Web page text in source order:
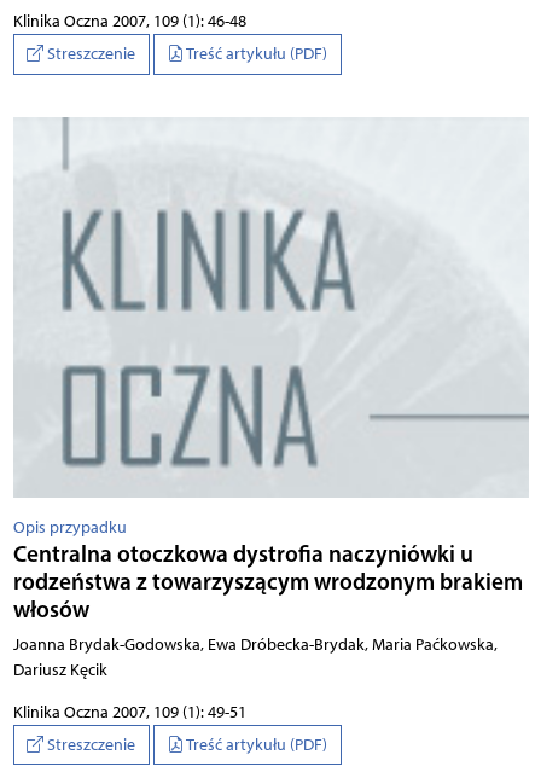
Klinika Oczna 2007, 109 (1): 46-48
Streszczenie
Treść artykułu (PDF)
Opis przypadku
Centralna otoczkowa dystrofia naczyniówki u
rodzeństwa z towarzyszącym wrodzonym brakiem
włosów
Joanna Brydak-Godowska, Ewa Dróbecka-Brydak, Maria Paćkowska,
Dariusz Kęcik
Klinika Oczna 2007, 109 (1): 49-51
Streszczenie
Treść artykułu (PDF)